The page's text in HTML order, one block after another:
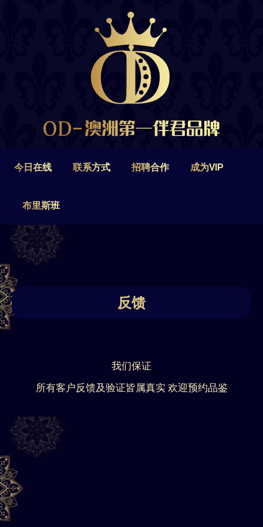
今日在线 联系方式 招聘合作 成为VIP
布里斯班
反馈
我们保证
所有客户反馈及验证皆属真实 欢迎预约品鉴
联系方式 招聘合作
布里斯班